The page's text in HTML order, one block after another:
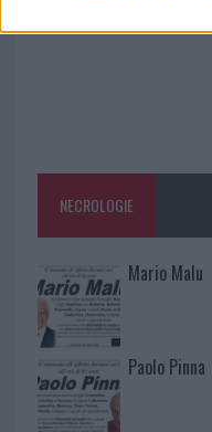
NECROLOGIE
Mario Malu
Paolo Pinna